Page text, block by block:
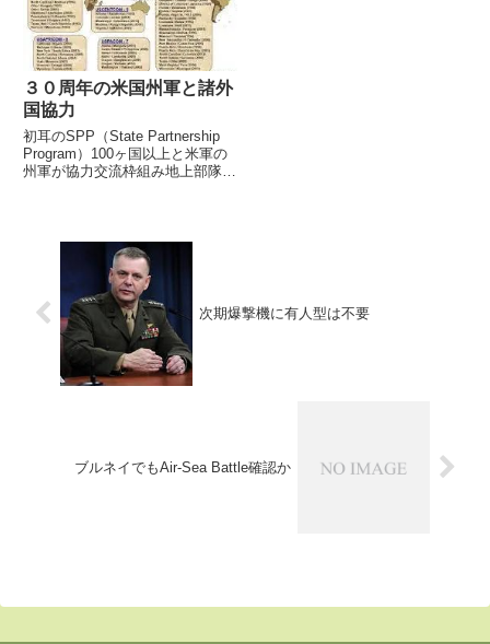
３０周年の米国州軍と諸外
国協力
初耳のSPP（State Partnership
Program）100ヶ国以上と米軍の
州軍が協力交流枠組み地上部隊中
開始したSPP...
次期爆撃機に有人型は不要
ブルネイでもAir-Sea Battle確認か